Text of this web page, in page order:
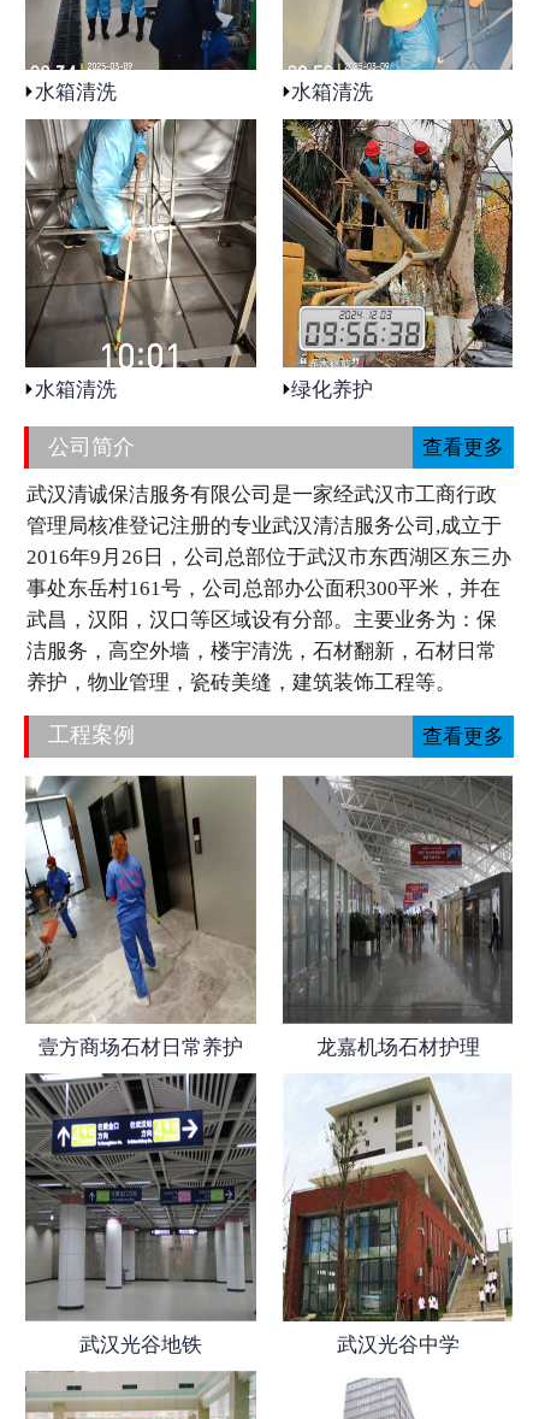
水箱清洗 水箱清洗
水箱清洗 绿化养护
公司简介 查看更多
武汉清诚保洁服务有限公司是一家经武汉市工商行政
管理局核准登记注册的专业武汉清洁服务公司,成立于
2016年9月26日，公司总部位于武汉市东西湖区东三办
事处东岳村161号，公司总部办公面积300平米，并在
武昌，汉阳，汉口等区域设有分部。主要业务为：保
洁服务，高空外墙，楼宇清洗，石材翻新，石材日常
养护，物业管理，瓷砖美缝，建筑装饰工程等。
工程案例 查看更多
壹方商场石材日常养护 龙嘉机场石材护理
武汉光谷地铁 武汉光谷中学